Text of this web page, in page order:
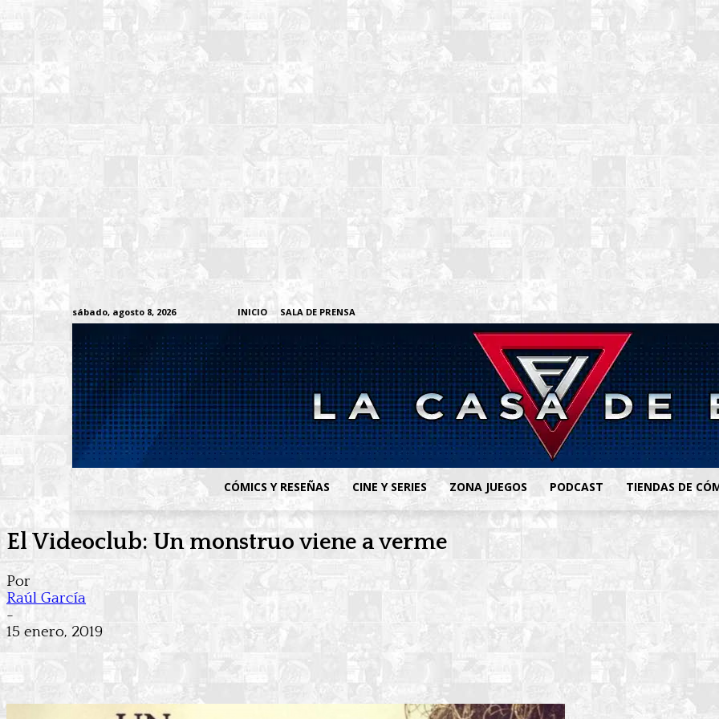
sábado, agosto 8, 2026 INICIO SALA DE PRENSA
CÓMICS Y RESEÑAS CINE Y SERIES ZONA JUEGOS PODCAST TIENDAS DE
El Videoclub: Un monstruo viene a verme
Por
Raúl García
-
15 enero, 2019